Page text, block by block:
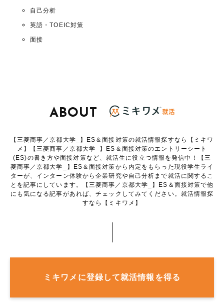
自己分析
英語・TOEIC対策
面接
ABOUT
【三菱商事／京都大学_】ES＆面接対策の就活情報探すなら【ミキワ
メ】【三菱商事／京都大学_】ES＆面接対策のエントリーシート
(ES)の書き方や面接対策など、就活生に役立つ情報を発信中！【三
菱商事／京都大学_】ES＆面接対策から内定をもらった現役学生ライ
ターが、インターン体験から企業研究や自己分析まで就活に関するこ
とを記事にしています。【三菱商事／京都大学_】ES＆面接対策で他
にも気になる記事があれば、チェックしてみてください。就活情報探
すなら【ミキワメ】
ミキワメに登録して就活情報を得る